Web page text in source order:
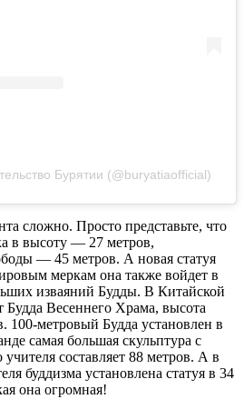
Бурятии (@buryatiaofficial)
сложно. Просто представьте, что
в высоту — 27 метров,
— 45 метров. А новая статуя
меркам она также войдет в
изваяний Будды. В Китайской
Весеннего Храма, высота
метровый Будда установлен в
самая большая скульптура с
составляет 88 метров. А в
буддизма установлена статуя в 34
она огромная!